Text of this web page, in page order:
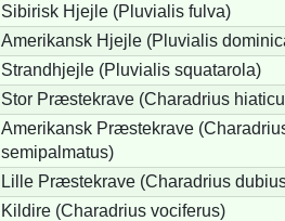
Sibirisk Hjejle (Pluvialis fulva)
Amerikansk Hjejle (Pluvialis
Strandhjejle (Pluvialis squatarola)
Stor Præstekrave (Charadrius
Amerikansk Præstekrave
semipalmatus)
Lille Præstekrave (Charadrius
Kildire (Charadrius vociferus)